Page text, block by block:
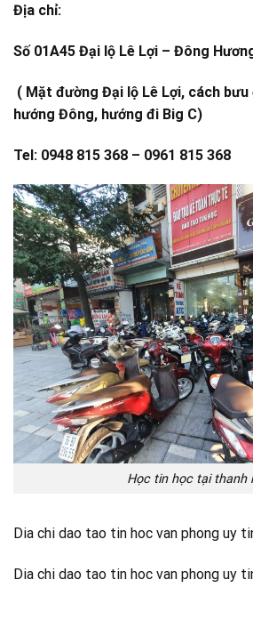
Địa chỉ:
Số 01A45 Đại lộ Lê Lợi – Đông
( Mặt đường Đại lộ Lê Lợi, cách
hướng Đông, hướng đi Big C)
Tel: 0948 815 368 – 0961 815 368
Học tin học tại thanh
Dia chi dao tao tin hoc van phong uy
Dia chi dao tao tin hoc van phong uy